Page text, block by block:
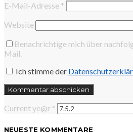
E-Mail-Adresse *
Website
Benachrichtige mich über
Mail.
Ich stimme der
Current ye@r *
NEUESTE KOMMENTARE